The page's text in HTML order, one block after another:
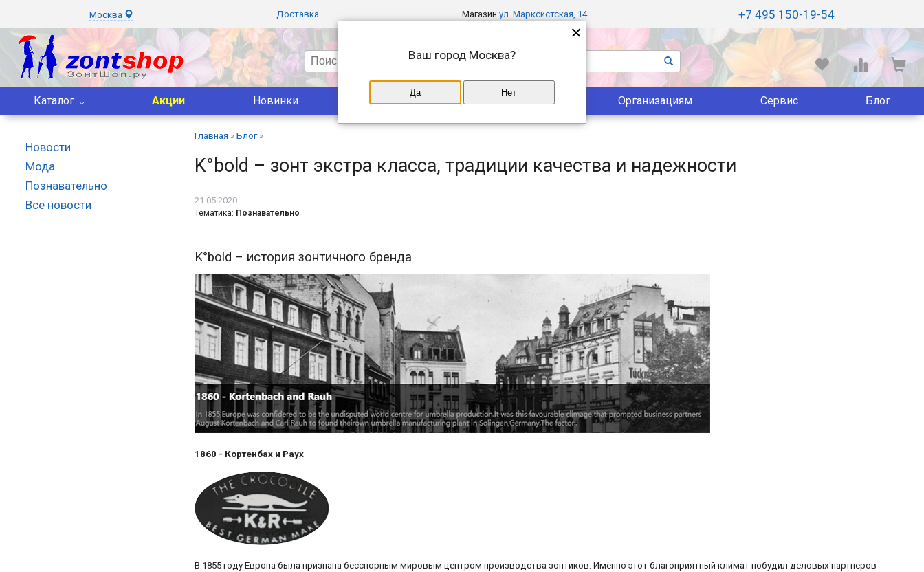
Москва Доставка Магазин:ул. Марксистская, 14 +7 495 150-19-54
Каталог Акции Новинки Популярные Магазины Организациям Сервис Блог
Новости
Мода
Познавательно
Все новости
Главная » Блог»
K°bold – зонт экстра класса, традиции качества и надежности
21.05.2020
Тематика: Познавательно
K°bold – история зонтичного бренда
1860 - Кортенбах и Раух
В 1855 году Европа была признана бесспорным мировым центром производства зонтиков. Именно этот благоприятный климат побудил деловых партнеров
×
Ваш город Москва?
Да Нет